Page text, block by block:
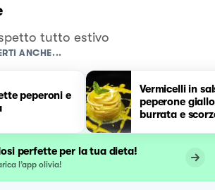
tutto estivo
ANCHE...
peperoni e
Vermicelli in
peperone
burrata e
perfette per la tua dieta!
l’app olivia!